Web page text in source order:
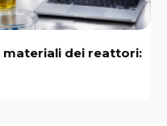
materiali dei reattori: